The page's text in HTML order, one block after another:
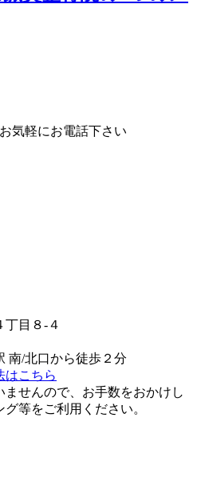
丁目８-４
南/北口から徒歩２分
はこちら
せんので、お手数をおかけし
等をご利用ください。